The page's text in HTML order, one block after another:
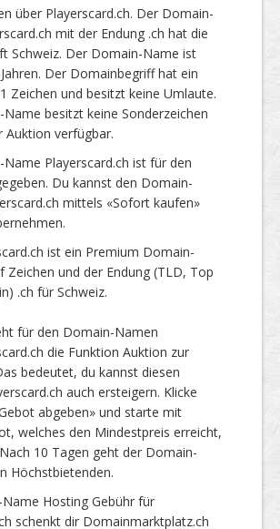
über Playerscard.ch. Der Domain-
mit der Endung .ch hat die
Schweiz. Der Domain-Name ist
Der Domainbegriff hat ein
Zeichen und besitzt keine Umlaute.
besitzt keine Sonderzeichen
Auktion verfügbar.
Playerscard.ch ist für den
Du kannst den Domain-
mittels «Sofort kaufen»
ist ein Premium Domain-
Zeichen und der Endung (TLD, Top
.ch für Schweiz.
für den Domain-Namen
die Funktion Auktion zur
bedeutet, du kannst diesen
auch ersteigern. Klicke
abgeben» und starte mit
welches den Mindestpreis erreicht,
10 Tagen geht der Domain-
Höchstbietenden.
Hosting Gebühr für
schenkt dir Domainmarktplatz.ch